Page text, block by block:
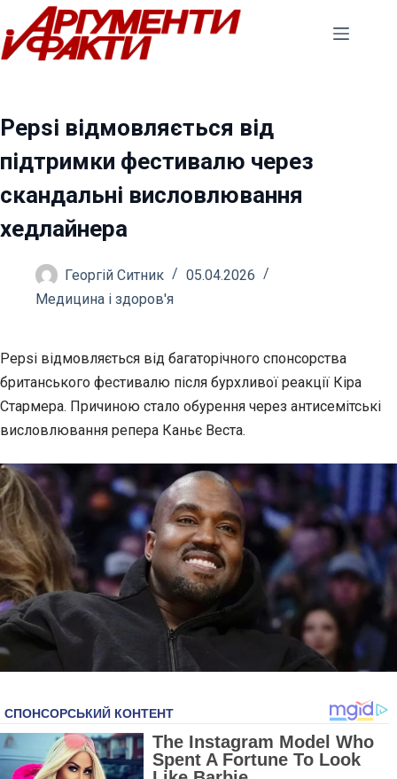
Перейти
до
вмісту
Pepsi відмовляється від
підтримки фестивалю через
скандальні висловлювання
хедлайнера
Георгій Ситник
05.04.2026
Медицина і здоров'я
Pepsi відмовляється від багаторічного спонсорства
британського фестивалю після бурхливої реакції Кіра
Стармера. Причиною стало обурення через антисемітські
висловлювання репера Каньє Веста.